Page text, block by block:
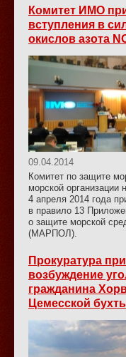
Комитет ИМО
вступления в
окислов азота
09.04.2014
Комитет по защите
морской организации
4 апреля 2014 года
в правило 13
о защите морской
(МАРПОЛ).
Прокуратура
возбуждение
гражданина
Цемесской